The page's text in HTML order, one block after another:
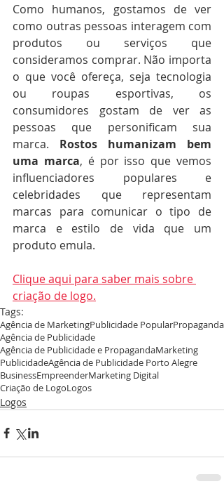
Como humanos, gostamos de ver
como outras pessoas interagem com
produtos ou serviços que
consideramos comprar. Não importa
o que você ofereça, seja tecnologia
ou roupas esportivas, os
consumidores gostam de ver as
pessoas que personificam sua
marca. Rostos humanizam bem
uma marca, é por isso que vemos
influenciadores populares e
celebridades que representam
marcas para comunicar o tipo de
marca e estilo de vida que um
produto emula.
Clique aqui para saber mais sobre
criação de logo.
Tags:
Agência de MarketingPublicidade PopularPropaganda
Agência de Publicidade
Agência de Publicidade e PropagandaMarketing
PublicidadeAgência de Publicidade Porto Alegre
BusinessEmpreenderMarketing Digital
Criação de LogoLogos
Logos